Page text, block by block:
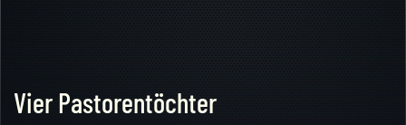
Vier Pastorentöchter